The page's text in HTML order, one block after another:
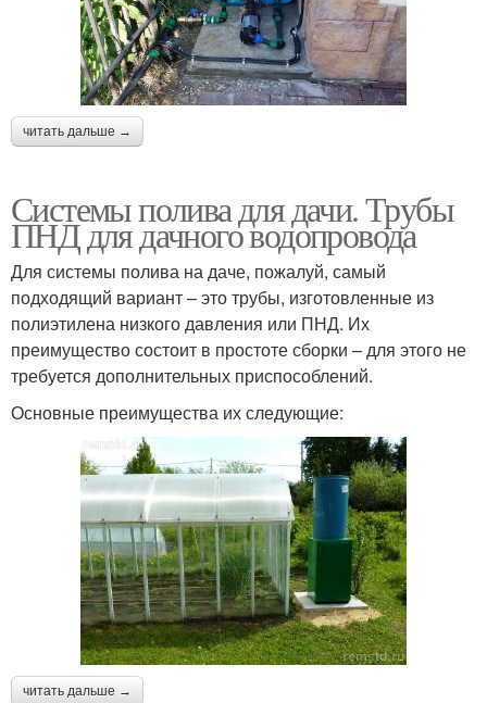
читать дальше →
Системы полива для дачи. Трубы
ПНД для дачного водопровода
Для системы полива на даче, пожалуй, самый
подходящий вариант – это трубы, изготовленные из
полиэтилена низкого давления или ПНД. Их
преимущество состоит в простоте сборки – для этого не
требуется дополнительных приспособлений.
Основные преимущества их следующие:
читать дальше →